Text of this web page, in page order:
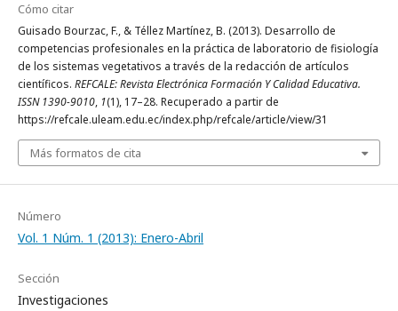
Cómo citar
Guisado Bourzac, F., & Téllez Martínez, B. (2013). Desarrollo de
competencias profesionales en la práctica de laboratorio de fisiología
de los sistemas vegetativos a través de la redacción de artículos
científicos. REFCALE: Revista Electrónica Formación Y Calidad Educativa.
ISSN 1390-9010, 1(1), 17–28. Recuperado a partir de
https://refcale.uleam.edu.ec/index.php/refcale/article/view/31
Más formatos de cita
Número
Vol. 1 Núm. 1 (2013): Enero-Abril
Sección
Investigaciones